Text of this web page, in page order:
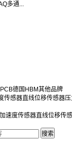
多通...
德国HBM其他品牌
传感器直线位移传感器
加速度传感器直线位移传